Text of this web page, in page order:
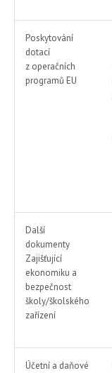
Poskytování
dotací
z operačních
programů EU
Další
dokumenty
Zajišťující
ekonomiku a
bezpečnost
školy/školského
zařízení
Účetní a daňové